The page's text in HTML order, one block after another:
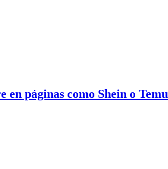
en páginas como Shein o Temu